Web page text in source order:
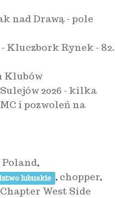
nad Drawą - pole
Kluczbork Rynek - 82.
Klubów
2026 - kilka
i pozwoleń na
Poland,
lubuskie , chopper,
West Side